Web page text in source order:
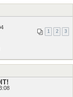
1 2 3